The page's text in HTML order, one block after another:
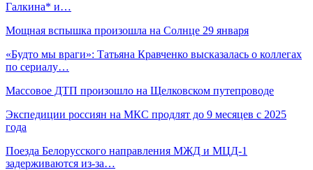
Галкина* и…
Мощная вспышка произошла на Солнце 29 января
«Будто мы враги»: Татьяна Кравченко высказалась о коллегах
по сериалу…
Массовое ДТП произошло на Щелковском путепроводе
Экспедиции россиян на МКС продлят до 9 месяцев с 2025
года
Поезда Белорусского направления МЖД и МЦД-1
задерживаются из-за…